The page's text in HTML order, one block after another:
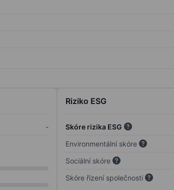
-
Riziko ESG
Skóre rizika ESG
Environmentální skóre
Sociální skóre
Skóre řízení společnosti